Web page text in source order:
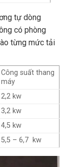
tự dòng
có phòng
từng mức tải
Công suất thang
máy
2,2 kw
3,2 kw
4,5 kw
5,5 – 6,7 kw